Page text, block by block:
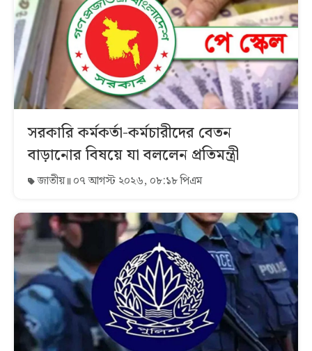
সরকারি কর্মকর্তা-কর্মচারীদের বেতন
বাড়ানোর বিষয়ে যা বললেন প্রতিমন্ত্রী
জাতীয় ০৭ আগস্ট ২০২৬, ০৮:১৮ পিএম